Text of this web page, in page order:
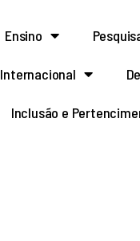
Ensino
Internacional
Inclusão e